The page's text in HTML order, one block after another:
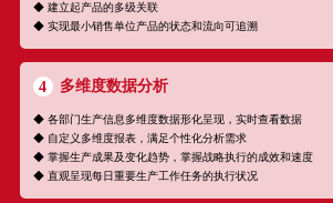
◆ 建立起产品的多级关联
◆ 实现最小销售单位产品的状态和流向可追溯
4 多维度数据分析
◆ 各部门生产信息多维度数据形化呈现，实时查看数据
◆ 自定义多维度报表，满足个性化分析需求
◆ 掌握生产成果及变化趋势，掌握战略执行的成效和速度
◆ 直观呈现每日重要生产工作任务的执行状况